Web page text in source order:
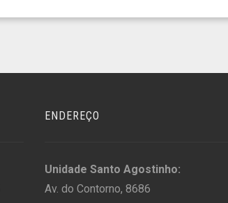
ENDEREÇO
Unidade Santo Agostinho:
Av. do Contorno, 8686